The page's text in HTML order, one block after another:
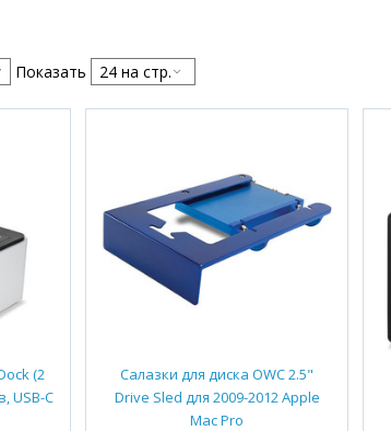
Показать
(2
USB-C
Салазки для диска OWC 2.5"
Drive Sled для 2009-2012 Apple
Mac Pro